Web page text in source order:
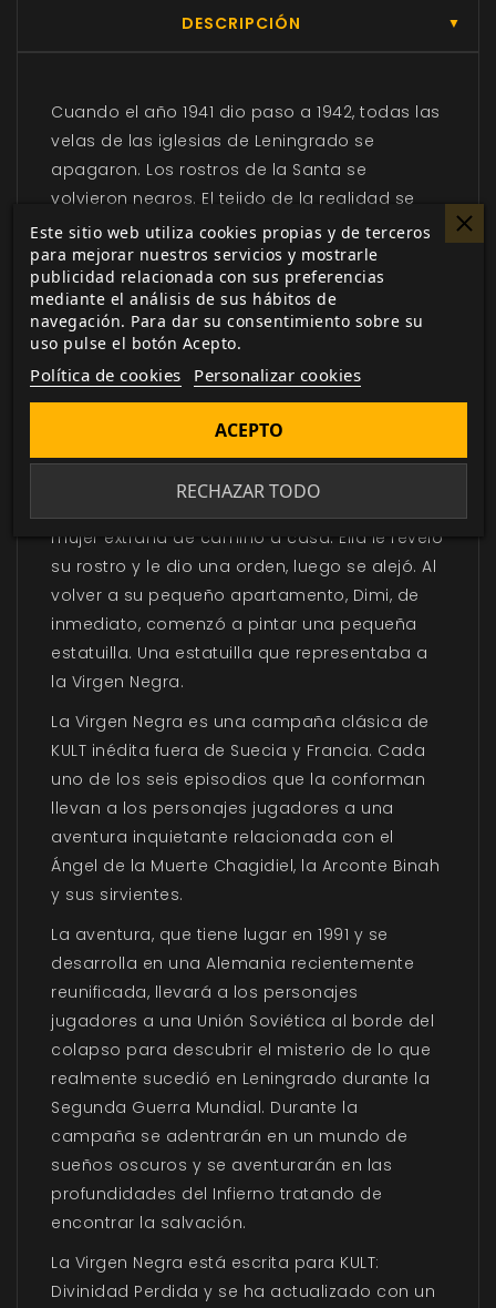
DESCRIPCIÓN ▼
Cuando el año 1941 dio paso a 1942, todas las
velas de las iglesias de Leningrado se
apagaron. Los rostros de la Santa se
volvieron negros. El tejido de la realidad se
desgarró. Por la mañana, aparecieron los
cadáveres de veinte sacerdotes que se
habían suicidado.
Encontraron a una niña silenciosa que
albergaba numerosos secretos encerrada en
un sótano. Nadie sabía quién era ni dónde
orfanato donde nada era lo que parecía.
La misma noche fría de invierno, Dimi, un viejo
mujer extraña de camino a casa. Ella le reveló
su rostro y le dio una orden, luego se alejó. Al
volver a su pequeño apartamento, Dimi, de
inmediato, comenzó a pintar una pequeña
estatuilla. Una estatuilla que representaba a
la Virgen Negra.
La Virgen Negra es una campaña clásica de
KULT inédita fuera de Suecia y Francia. Cada
uno de los seis episodios que la conforman
llevan a los personajes jugadores a una
aventura inquietante relacionada con el
Ángel de la Muerte Chagidiel, la Arconte Binah
y sus sirvientes.
La aventura, que tiene lugar en 1991 y se
desarrolla en una Alemania recientemente
reunificada, llevará a los personajes
jugadores a una Unión Soviética al borde del
colapso para descubrir el misterio de lo que
realmente sucedió en Leningrado durante la
Segunda Guerra Mundial. Durante la
campaña se adentrarán en un mundo de
sueños oscuros y se aventurarán en las
profundidades del Infierno tratando de
encontrar la salvación.
La Virgen Negra está escrita para KULT:
Divinidad Perdida y se ha actualizado con un
Este sitio web utiliza cookies propias y de terceros
para mejorar nuestros servicios y mostrarle
publicidad relacionada con sus preferencias
mediante el análisis de sus hábitos de
navegación. Para dar su consentimiento sobre su
uso pulse el botón Acepto.
Política de cookies Personalizar cookies
RECHAZAR TODO
ACEPTO